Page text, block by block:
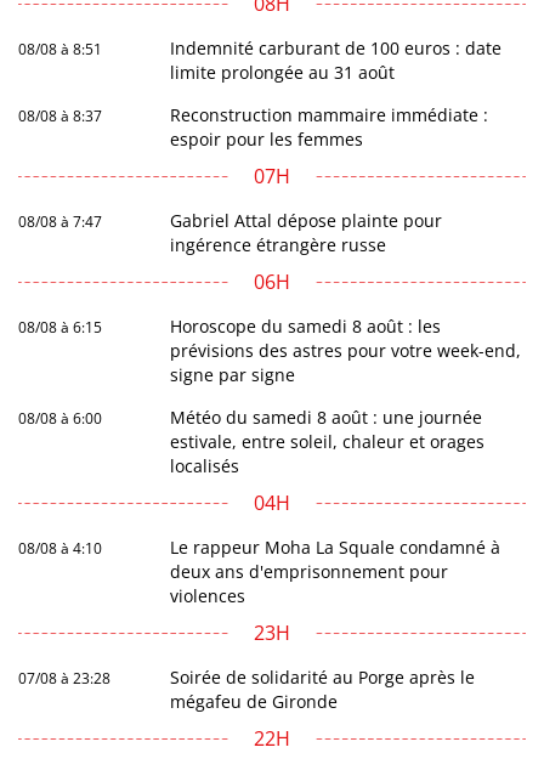
08/08 à 8:51
Indemnité carburant de 100 euros : date
limite prolongée au 31 août
08/08 à 8:37
Reconstruction mammaire immédiate :
espoir pour les femmes
07H
08/08 à 7:47
Gabriel Attal dépose plainte pour
ingérence étrangère russe
06H
08/08 à 6:15
Horoscope du samedi 8 août : les
prévisions des astres pour votre week-end,
signe par signe
08/08 à 6:00
Météo du samedi 8 août : une journée
estivale, entre soleil, chaleur et orages
localisés
04H
08/08 à 4:10
Le rappeur Moha La Squale condamné à
deux ans d'emprisonnement pour
violences
23H
07/08 à 23:28
Soirée de solidarité au Porge après le
mégafeu de Gironde
22H